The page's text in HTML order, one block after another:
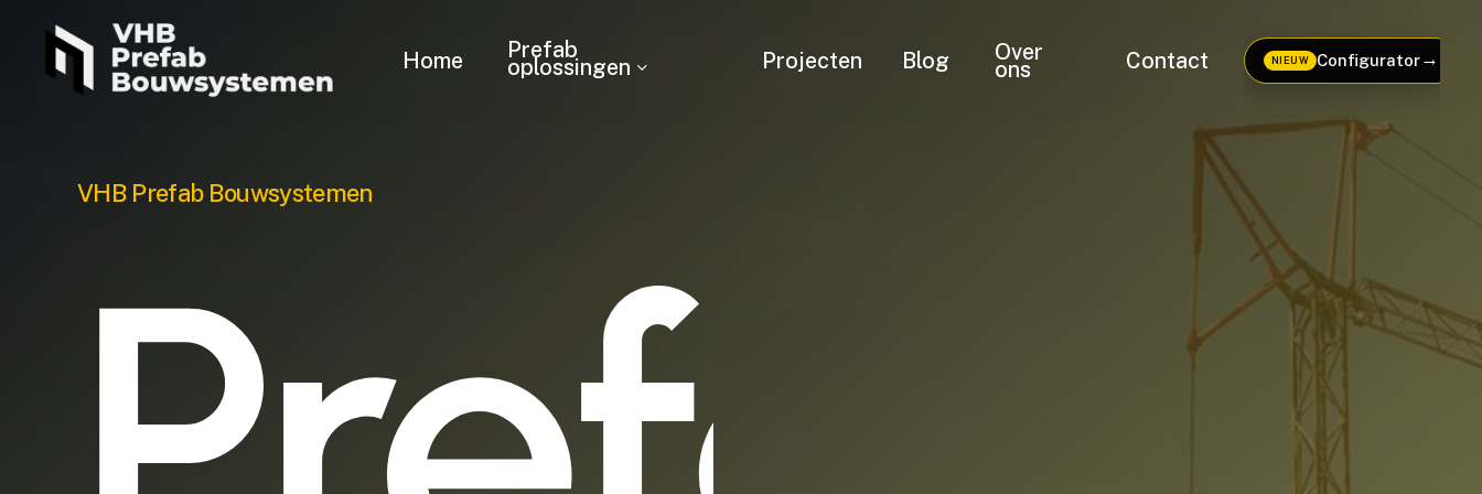
Home Prefab
oplossingen Projecten Blog Over
ons Contact NIEUW Configurator→
VHB Prefab Bouwsystemen